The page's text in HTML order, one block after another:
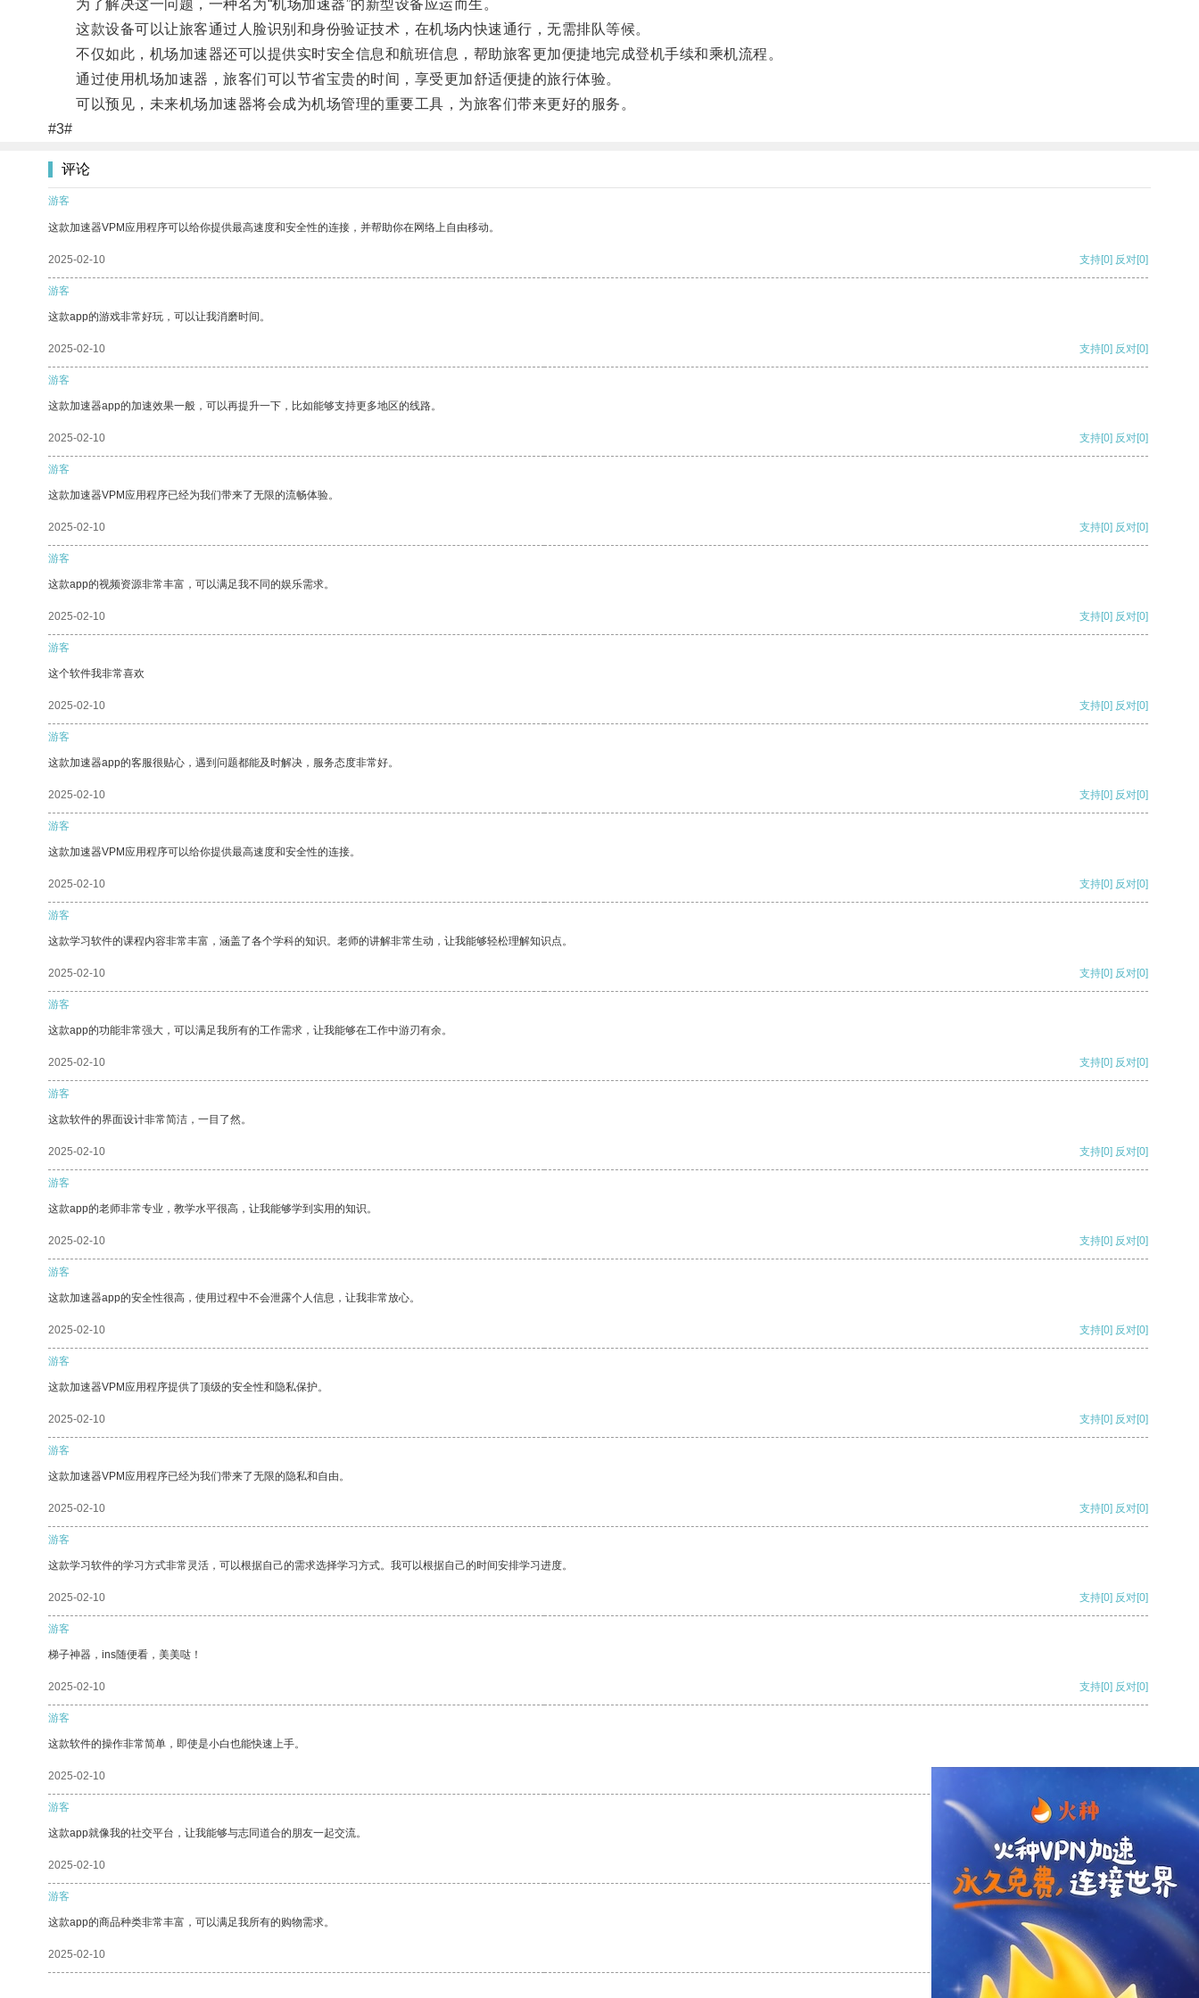
为了解决这一问题，一种名为“机场加速器”的新型设备应运而生。
这款设备可以让旅客通过人脸识别和身份验证技术，在机场内快速通行，无需排队等候。
不仅如此，机场加速器还可以提供实时安全信息和航班信息，帮助旅客更加便捷地完成登机手续和乘机流程。
通过使用机场加速器，旅客们可以节省宝贵的时间，享受更加舒适便捷的旅行体验。
可以预见，未来机场加速器将会成为机场管理的重要工具，为旅客们带来更好的服务。
#3#
评论
游客
这款加速器VPM应用程序可以给你提供最高速度和安全性的连接，并帮助你在网络上自由移动。
2025-02-10 支持[0] 反对[0]
游客
这款app的游戏非常好玩，可以让我消磨时间。
2025-02-10 支持[0] 反对[0]
游客
这款加速器app的加速效果一般，可以再提升一下，比如能够支持更多地区的线路。
2025-02-10 支持[0] 反对[0]
游客
这款加速器VPM应用程序已经为我们带来了无限的流畅体验。
2025-02-10 支持[0] 反对[0]
游客
这款app的视频资源非常丰富，可以满足我不同的娱乐需求。
2025-02-10 支持[0] 反对[0]
游客
这个软件我非常喜欢
2025-02-10 支持[0] 反对[0]
游客
这款加速器app的客服很贴心，遇到问题都能及时解决，服务态度非常好。
2025-02-10 支持[0] 反对[0]
游客
这款加速器VPM应用程序可以给你提供最高速度和安全性的连接。
2025-02-10 支持[0] 反对[0]
游客
这款学习软件的课程内容非常丰富，涵盖了各个学科的知识。老师的讲解非常生动，让我能够轻松理解知识点。
2025-02-10 支持[0] 反对[0]
游客
这款app的功能非常强大，可以满足我所有的工作需求，让我能够在工作中游刃有余。
2025-02-10 支持[0] 反对[0]
游客
这款软件的界面设计非常简洁，一目了然。
2025-02-10 支持[0] 反对[0]
游客
这款app的老师非常专业，教学水平很高，让我能够学到实用的知识。
2025-02-10 支持[0] 反对[0]
游客
这款加速器app的安全性很高，使用过程中不会泄露个人信息，让我非常放心。
2025-02-10 支持[0] 反对[0]
游客
这款加速器VPM应用程序提供了顶级的安全性和隐私保护。
2025-02-10 支持[0] 反对[0]
游客
这款加速器VPM应用程序已经为我们带来了无限的隐私和自由。
2025-02-10 支持[0] 反对[0]
游客
这款学习软件的学习方式非常灵活，可以根据自己的需求选择学习方式。我可以根据自己的时间安排学习进度。
2025-02-10 支持[0] 反对[0]
游客
梯子神器，ins随便看，美美哒！
2025-02-10 支持[0] 反对[0]
游客
这款软件的操作非常简单，即使是小白也能快速上手。
2025-02-10
游客
这款app就像我的社交平台，让我能够与志同道合的朋友一起交流。
2025-02-10 支持 [0] 反对[0]
游客
这款app的商品种类非常丰富，可以满足我所有的购物需求。
2025-02-10 支持